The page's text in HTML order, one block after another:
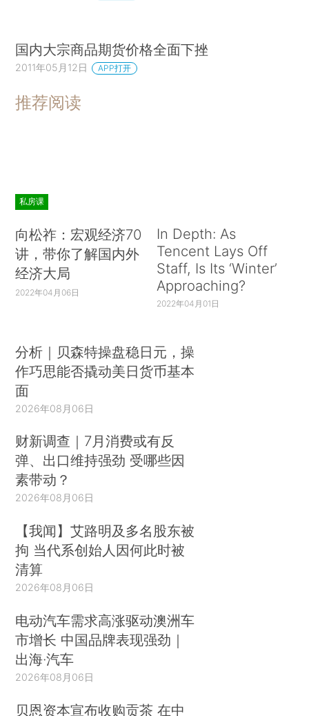
国内大宗商品期货价格全面下挫
2011年05月12日 APP打开
推荐阅读
私房课
向松祚：宏观经济70
讲，带你了解国内外
经济大局
2022年04月06日
In Depth: As
Tencent Lays Off
Staff, Is Its ‘Winter’
Approaching?
2022年04月01日
分析｜贝森特操盘稳日元，操
作巧思能否撬动美日货币基本
面
2026年08月06日
财新调查｜7月消费或有反
弹、出口维持强劲 受哪些因
素带动？
2026年08月06日
【我闻】艾路明及多名股东被
拘 当代系创始人因何此时被
清算
2026年08月06日
电动汽车需求高涨驱动澳洲车
市增长 中国品牌表现强劲｜
出海·汽车
2026年08月06日
贝恩资本宣布收购贡茶 在中